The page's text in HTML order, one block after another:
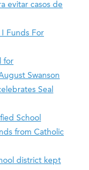
evitar casos de
Funds For
for
Swanson
Seal
School
from Catholic
district kept